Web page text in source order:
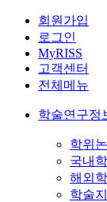
회원가입
로그인
MyRISS
고객센터
전체메뉴
학술연구정
학위
국내
해외
학술지